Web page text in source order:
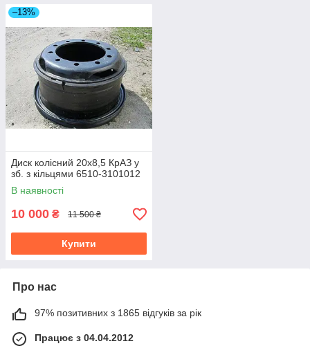
–13%
Диск колісний 20х8,5 КрАЗ у
зб. з кільцями 6510-3101012
В наявності
10 000 ₴ 11 500 ₴
Купити
Про нас
97% позитивних з 1865 відгуків за рік
Працює з 04.04.2012